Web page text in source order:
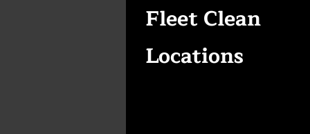
Fleet Clean
Locations